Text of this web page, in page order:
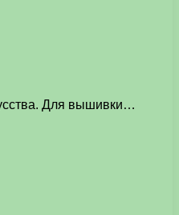
Для вышивки…